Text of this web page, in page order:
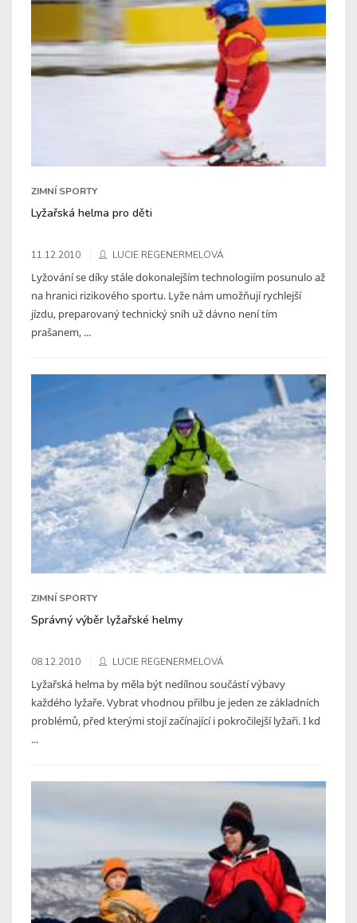
ZIMNÍ SPORTY
Lyžařská helma pro děti
11.12.2010 LUCIE REGENERMELOVÁ
Lyžování se díky stále dokonalejším technologiím posunulo až
na hranici rizikového sportu. Lyže nám umožňují rychlejší
jízdu, preparovaný technický sníh už dávno není tím
prašanem, ...
ZIMNÍ SPORTY
Správný výběr lyžařské helmy
08.12.2010 LUCIE REGENERMELOVÁ
Lyžařská helma by měla být nedílnou součástí výbavy
každého lyžaře. Vybrat vhodnou přilbu je jeden ze základních
problémů, před kterými stojí začínající i pokročilejší lyžaři. I kd
...